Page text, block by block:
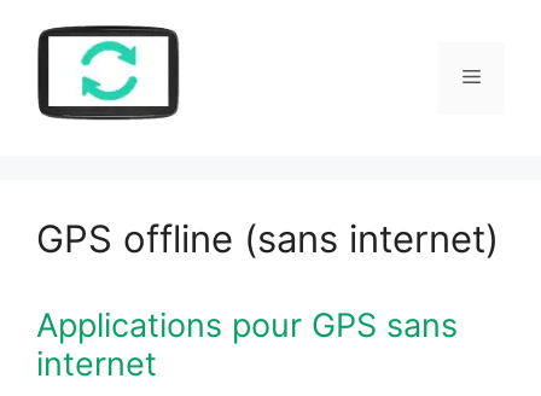
contenu
Menu
GPS offline (sans internet)
Applications pour GPS sans
internet